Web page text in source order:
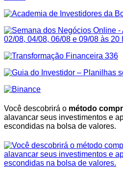
Você descobrirá o método
alavancar seus investimentos e
escondidas na bolsa de valores.